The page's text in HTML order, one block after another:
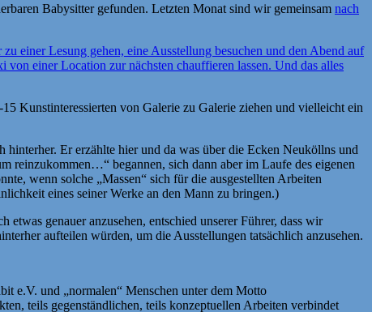
Babysitter gefunden. Letzten Monat sind wir gemeinsam nach
einer Lesung gehen, eine Ausstellung besuchen und den Abend auf
einer Location zur nächsten chauffieren lassen. Und das alles
Kunstinteressierten von Galerie zu Galerie ziehen und vielleicht ein
Er erzählte hier und da was über die Ecken Neuköllns und
reinzukommen…“ begannen, sich dann aber im Laufe des eigenen
wenn solche „Massen“ sich für die ausgestellten Arbeiten
eines seiner Werke an den Mann zu bringen.)
genauer anzusehen, entschied unserer Führer, dass wir
aufteilen würden, um die Ausstellungen tatsächlich anzusehen.
e.V. und „normalen“ Menschen unter dem Motto
teils gegenständlichen, teils konzeptuellen Arbeiten verbindet